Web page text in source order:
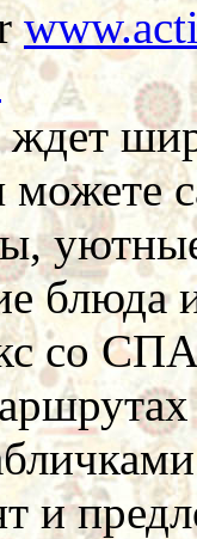
ждет
блюда
со
и